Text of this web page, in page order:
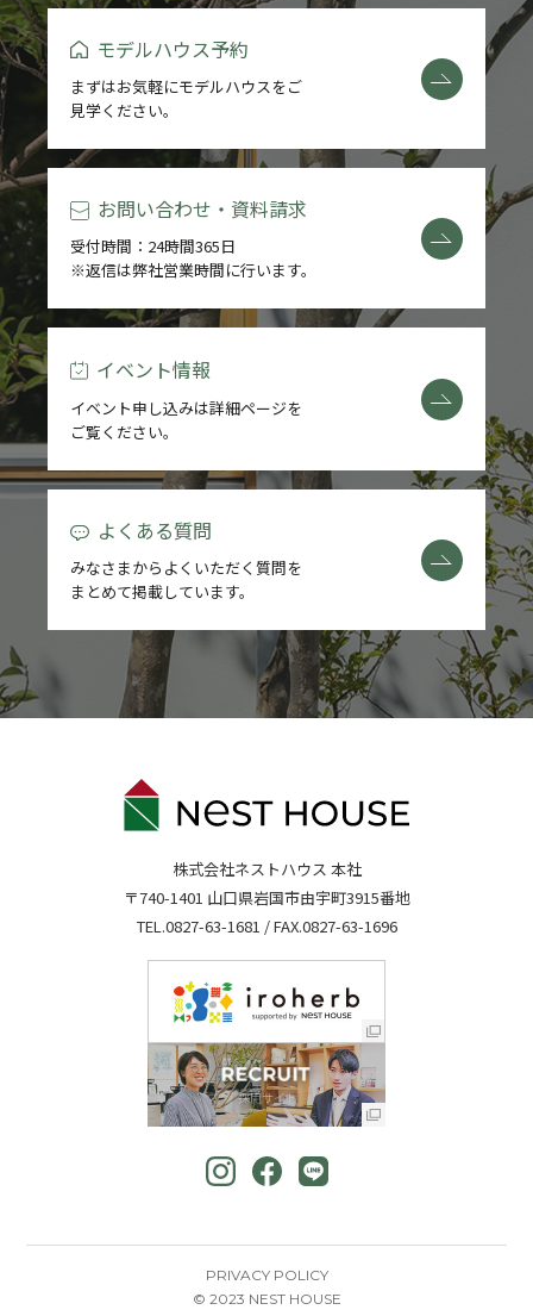
モデルハウス予約
まずはお気軽にモデルハウスをご
見学ください。
お問い合わせ・資料請求
受付時間：24時間365日
※返信は弊社営業時間に行います。
イベント情報
イベント申し込みは詳細ページを
ご覧ください。
よくある質問
みなさまからよくいただく質問を
まとめて掲載しています。
株式会社ネストハウス 本社
〒740-1401 山口県岩国市由宇町3915番地
TEL.0827-63-1681 / FAX.0827-63-1696
PRIVACY POLICY
© 2023 NEST HOUSE